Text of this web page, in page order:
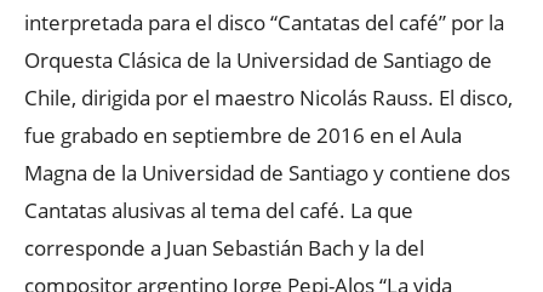
interpretada para el disco “Cantatas del café” por la
Orquesta Clásica de la Universidad de Santiago de
Chile, dirigida por el maestro Nicolás Rauss. El disco,
fue grabado en septiembre de 2016 en el Aula
Magna de la Universidad de Santiago y contiene dos
Cantatas alusivas al tema del café. La que
corresponde a Juan Sebastián Bach y la del
compositor argentino Jorge Pepi-Alos “La vida